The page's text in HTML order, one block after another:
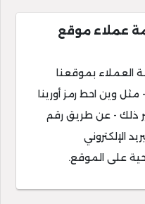
عملاء موقع
العملاء بموقعنا
وين احط رمز أورينا
ذلك - عن طريق رقم
على الموقع.